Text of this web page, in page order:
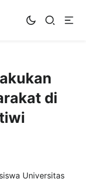
di
Universitas